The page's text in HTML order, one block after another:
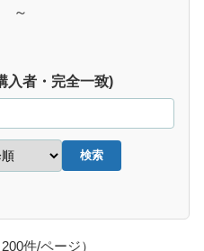
～
入者・完全一致)
検索
件/ページ）